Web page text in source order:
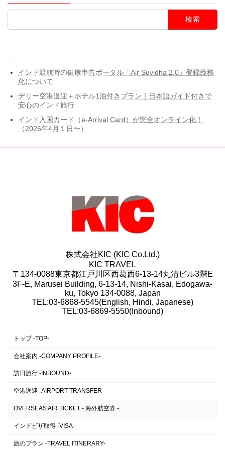
検
インド渡航時の健康申告ポータル「Air Suvidha 2.0」登録義務
化について
デリー空港送迎＋ホテル1泊付きプラン｜日本語ガイド付きで
安心のインド旅行
インド入国カード（e-Arrival Card）が完全オンライン化！
（2026年4月１日〜）
株式会社KIC (KIC Co.Ltd.)
KIC TRAVEL
〒134-0088東京都江戸川区西葛西6-13-14丸清ビル3階E
3F-E, Marusei Building, 6-13-14, Nishi-Kasai, Edogawa-
ku, Tokyo 134-0088, Japan
TEL:03-6868-5545(English, Hindi, Japanese)
TEL:03-6869-5550(Inbound)
トップ -TOP-
会社案内 -COMPANY PROFILE-
訪日旅行 -INBOUND-
空港送迎 -AIRPORT TRANSFER-
OVERSEAS AIR TICKET - 海外航空券 -
インドビザ取得 -VISA-
旅のプラン -TRAVEL ITINERARY-